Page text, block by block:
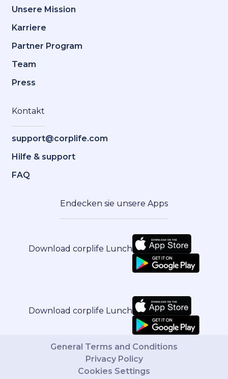
Unsere Mission
Karriere
Partner Program
Team
Press
Kontakt
support@corplife.com
Hilfe & support
FAQ
Endecken sie unsere Apps
Download corplife Lunch
Download corplife Lunch
General Terms and Conditions
Privacy Policy
Cookies Settings